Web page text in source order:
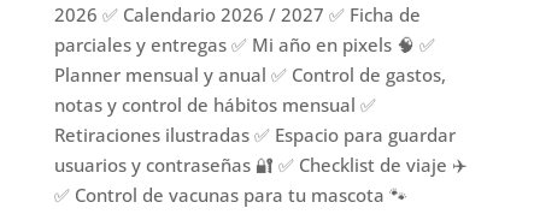
2026 ✅ Calendario 2026 / 2027 ✅ Ficha de
parciales y entregas ✅ Mi año en pixels 🧠 ✅
Planner mensual y anual ✅ Control de gastos,
notas y control de hábitos mensual ✅
Retiraciones ilustradas ✅ Espacio para guardar
usuarios y contraseñas 🔐 ✅ Checklist de viaje ✈️
✅ Control de vacunas para tu mascota 🐾